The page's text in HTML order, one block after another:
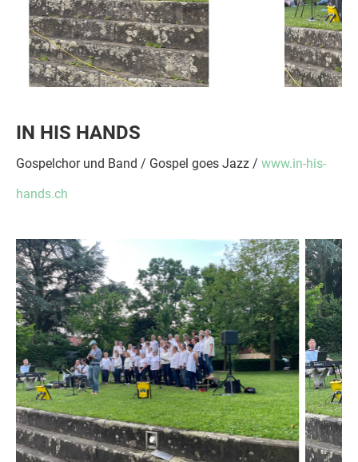
IN HIS HANDS
Gospelchor und Band / Gospel goes Jazz / www.in-his-
hands.ch